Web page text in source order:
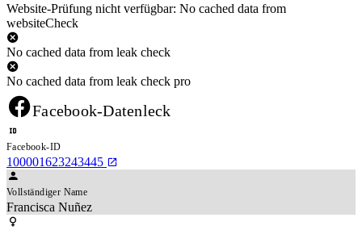
Website-Prüfung nicht verfügbar: No cached data from
websiteCheck
No cached data from leak check
No cached data from leak check pro
Facebook-Datenleck
Facebook-ID
100001623243445
Vollständiger Name
Francisca Nuñez